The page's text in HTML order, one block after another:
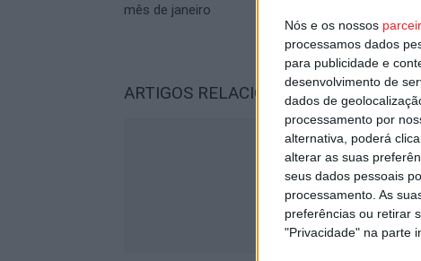
Nós e os nossos
processamos dados
para publicidade e
desenvolvimento de
dados de
processamento por
alternativa, poderá
alterar as suas
seus dados pessoais
processamento. As
preferências ou retirar
"Privacidade" na parte
mês de janeiro
ARTIGOS RELACIONADOSMais do